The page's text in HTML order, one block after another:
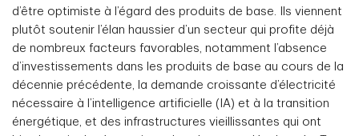
d’être optimiste à l’égard des produits de base. Ils viennent
plutôt soutenir l’élan haussier d’un secteur qui profite déjà
de nombreux facteurs favorables, notamment l’absence
d’investissements dans les produits de base au cours de la
décennie précédente, la demande croissante d’électricité
nécessaire à l’intelligence artificielle (IA) et à la transition
énergétique, et des infrastructures vieillissantes qui ont